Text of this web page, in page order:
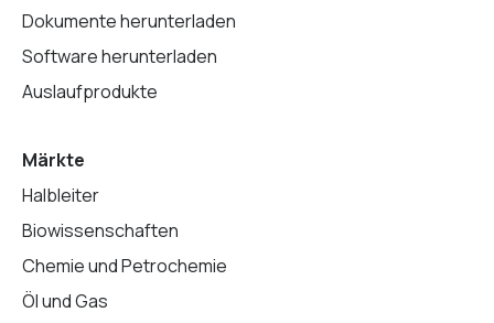
Dokumente herunterladen
Software herunterladen
Auslaufprodukte
Märkte
Halbleiter
Biowissenschaften
Chemie und Petrochemie
Öl und Gas